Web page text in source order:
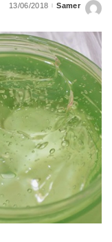
Posted
Samer
13/06/2018